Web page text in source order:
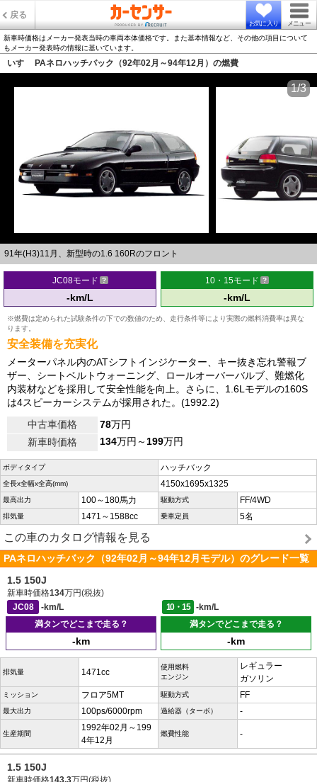
戻る
お気に入り メニュー
新車時価格はメーカー発表当時の車両本体価格です。また基本情報など、その他の項目について
もメーカー発表時の情報に基いています。
いすゞ PAネロハッチバック（92年02月～94年12月）の燃費
91年(H3)11月、新型時の1.6 160Rのフロント
1/3
JC08モード
-km/L
10・15モード
-km/L
※燃費は定められた試験条件の下での数値のため、走行条件等により実際の燃料消費率は異な
ります。
安全装備を充実化
メーターパネル内のATシフトインジケーター、キー抜き忘れ警報ブ
ザー、シートベルトウォーニング、ロールオーバーバルブ、難燃化
内装材などを採用して安全性能を向上。さらに、1.6Lモデルの160S
は4スピーカーシステムが採用された。(1992.2)
中古車価格
78万円
新車時価格
134万円～199万円
ボディタイプ ハッチバック
全長x全幅x全高(mm) 4150x1695x1325
最高出力 100～180馬力 駆動方式 FF/4WD
排気量 1471～1588cc 乗車定員 5名
この車のカタログ情報を見る
PAネロハッチバック（92年02月～94年12月モデル）のグレード一覧
1.5 150J
新車時価格134万円(税抜)
JC08
-km/L 10・15
-km/L
満タンでどこまで走る？
-km
満タンでどこまで走る？
-km
排気量 1471cc
使用燃料
エンジン
レギュラー
ガソリン
ミッション フロア5MT 駆動方式 FF
最大出力 100ps/6000rpm 過給器（ターボ） -
生産期間
1992年02月～199
4年12月
燃費性能 -
1.5 150J